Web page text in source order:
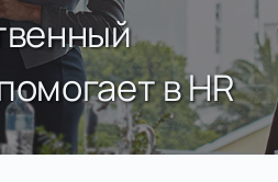
в HR